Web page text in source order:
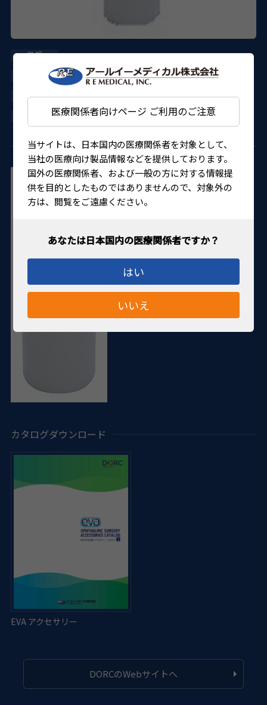
医療関係者向けページ ご利用のご注意
当サイトは、日本国内の医療関係者を対象として、
当社の医療向け製品情報などを提供しております。
国外の医療関係者、および一般の方に対する情報提
供を目的としたものではありませんので、対象外の
方は、閲覧をご遠慮ください。
はい
いいえ
AU-3008-IR25
DORC
22700BZX00031000
4580151304227
カタログダウンロード
DORCのWebサイトへ